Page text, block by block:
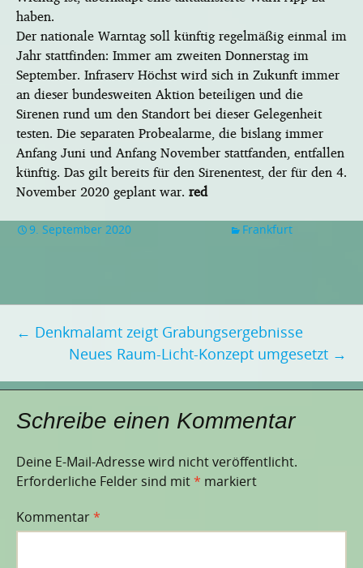
haben.
Der nationale Warntag soll künftig regelmäßig einmal im
Jahr stattfinden: Immer am zweiten Donnerstag im
September. Infraserv Höchst wird sich in Zukunft immer
an dieser bundesweiten Aktion beteiligen und die
Sirenen rund um den Standort bei dieser Gelegenheit
testen. Die separaten Probealarme, die bislang immer
Anfang Juni und Anfang November stattfanden, entfallen
künftig. Das gilt bereits für den Sirenentest, der für den 4.
November 2020 geplant war. red
9. September 2020 Frankfurt
Beitragsnavigation
← Denkmalamt zeigt Grabungsergebnisse
Neues Raum-Licht-Konzept umgesetzt →
Schreibe einen Kommentar
Deine E-Mail-Adresse wird nicht veröffentlicht.
Erforderliche Felder sind mit* markiert
Kommentar*